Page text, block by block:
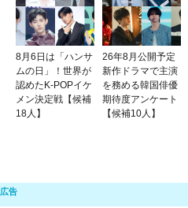
8月6日は「ハンサ
ムの日」！世界が
認めたK-POPイケ
メン決定戦【候補
18人】
26年8月公開予定
新作ドラマで主演
を務める韓国俳優
期待度アンケート
【候補10人】